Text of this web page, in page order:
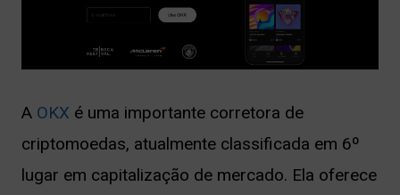
A OKX é uma importante corretora de
criptomoedas, atualmente classificada em 6º
lugar em capitalização de mercado. Ela oferece